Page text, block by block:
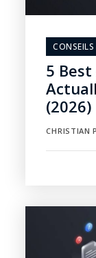
5
(2026)
CHRISTIAN